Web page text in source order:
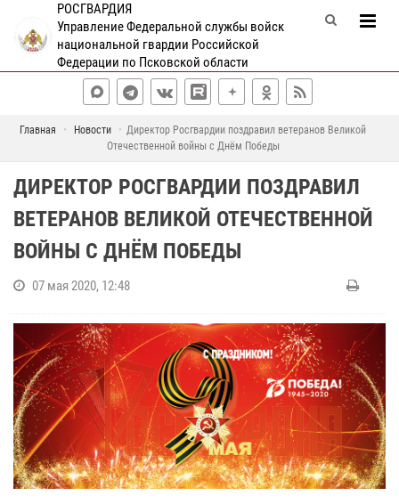
РОСГВАРДИЯ
Управление Федеральной службы войск
национальной гвардии Российской
Федерации по Псковской области
Главная Новости
Директор Росгвардии поздравил ветеранов Великой
Отечественной войны с Днём Победы
ДИРЕКТОР РОСГВАРДИИ ПОЗДРАВИЛ
ВЕТЕРАНОВ ВЕЛИКОЙ ОТЕЧЕСТВЕННОЙ
ВОЙНЫ С ДНЁМ ПОБЕДЫ
07 мая 2020, 12:48